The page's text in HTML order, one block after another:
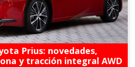
Prius: novedades,
y tracción integral AWD